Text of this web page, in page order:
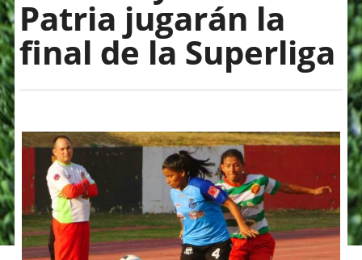
Patria jugarán la
final de la Superliga